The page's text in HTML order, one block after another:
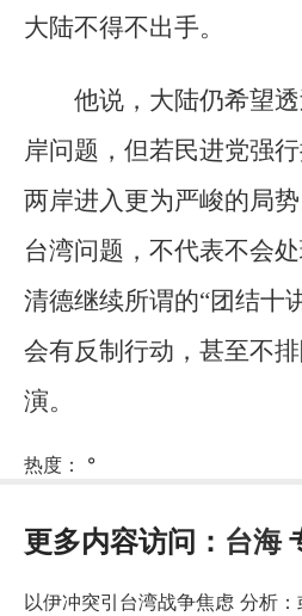
大陆不得不出手。
他说，大陆仍希望
岸问题，但若民进党强
两岸进入更为严峻的局
台湾问题，不代表不会
清德继续所谓的“团结十
会有反制行动，甚至不
演。
热度： °
更多内容访问： 台海
以伊冲突引台湾战争焦虑 分析：